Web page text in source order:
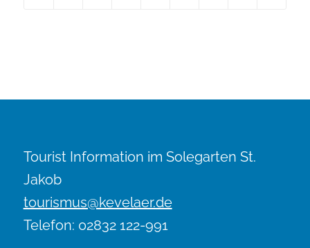
Tourist Information im Solegarten St.
Jakob
tourismus@kevelaer.de
Telefon: 02832 122-991